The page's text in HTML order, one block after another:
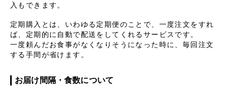
入もできます。
定期購入とは、いわゆる定期便のことで、一度注文をすれ
ば、定期的に自動で配送をしてくれるサービスです。
一度頼んだお食事がなくなりそうになった時に、毎回注文
する手間が省けます。
お届け間隔・食数について